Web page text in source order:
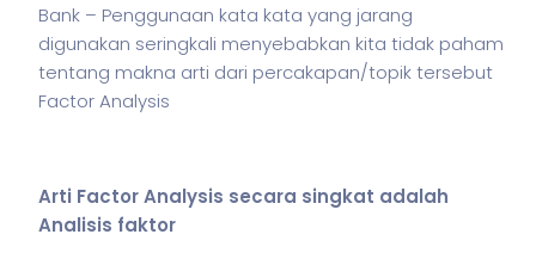
Bank – Penggunaan kata kata yang jarang
digunakan seringkali menyebabkan kita tidak paham
tentang makna arti dari percakapan/topik tersebut
Factor Analysis
Arti Factor Analysis secara singkat adalah
Analisis faktor